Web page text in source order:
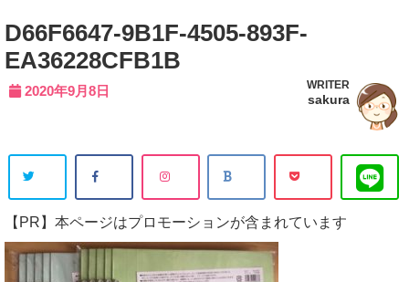
D66F6647-9B1F-4505-893F-
EA36228CFB1B
2020年9月8日 WRITER
sakura
【PR】本ページはプロモーションが含まれています